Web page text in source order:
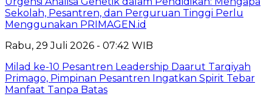
Sekolah, Pesantren, dan Perguruan Tinggi Perlu
Menggunakan PRIMAGEN.id
Rabu, 29 Juli 2026 - 07:42 WIB
Milad ke-10 Pesantren Leadership Daarut Tarqiyah
Primago, Pimpinan Pesantren Ingatkan Spirit Tebar
Manfaat Tanpa Batas